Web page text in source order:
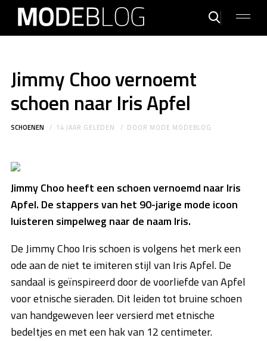
Jimmy Choo vernoemt
schoen naar Iris Apfel
SCHOENEN 14 JAAR GELEDEN DOOR MODE MODEBLOG
Jimmy Choo heeft een schoen vernoemd naar Iris
Apfel. De stappers van het 90-jarige mode icoon
luisteren simpelweg naar de naam Iris.
De Jimmy Choo Iris schoen is volgens het merk een
ode aan de niet te imiteren stijl van Iris Apfel. De
sandaal is geïnspireerd door de voorliefde van Apfel
voor etnische sieraden. Dit leiden tot bruine schoen
van handgeweven leer versierd met etnische
bedeltjes en met een hak van 12 centimeter.